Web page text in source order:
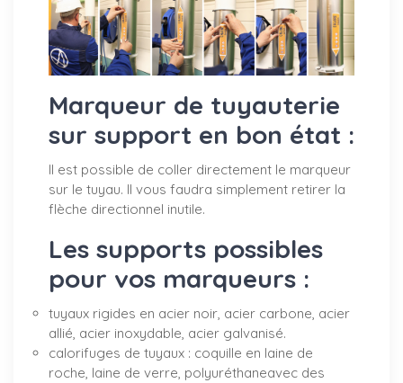
Marqueur de tuyauterie
sur support en bon état :
Il est possible de coller directement le marqueur
sur le tuyau. Il vous faudra simplement retirer la
flèche directionnel inutile.
Les supports possibles
pour vos marqueurs :
tuyaux rigides en acier noir, acier carbone, acier
allié, acier inoxydable, acier galvanisé.
calorifuges de tuyaux : coquille en laine de
roche, laine de verre, polyuréthaneavec des